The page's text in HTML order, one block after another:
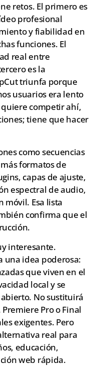
retos. El primero es
profesional
y fiabilidad en
funciones. El
real entre
es la
triunfa porque
usuarios era lento
competir ahí,
tiene que hacer
como secuencias
formatos de
capas de ajuste,
espectral de audio,
móvil. Esa lista
confirma que el
interesante.
una idea poderosa:
que viven en el
local y se
No sustituirá
Pro o Final
exigentes. Pero
real para
educación,
web rápida.